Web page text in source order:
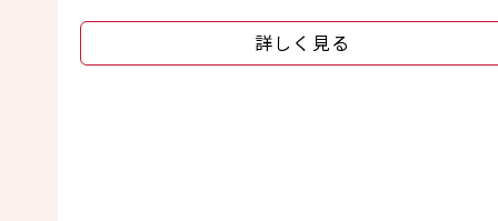
詳しく見る